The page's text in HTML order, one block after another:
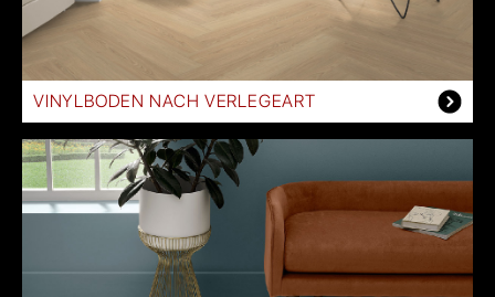
VINYLBODEN NACH VERLEGEART